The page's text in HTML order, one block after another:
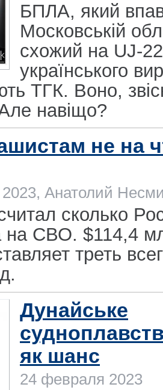
БПЛА, який
Московській
схожий на UJ-
українського
ТГК. Воно,
навіщо?
не на
2023, Анатолий
сколько
на СВО. $114,4
треть
Дунайське
як шанс
24 февраля 2023